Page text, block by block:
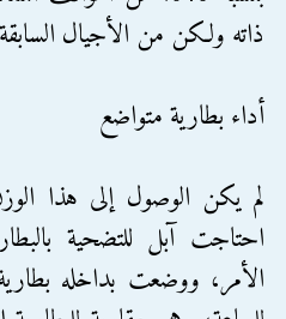
ذاته ولكن من الأجيال
أداء بطارية متواضع
لم يكن الوصول إلى هذا
احتاجت آبل للتضحية